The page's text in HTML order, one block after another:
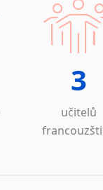
3
učitelů